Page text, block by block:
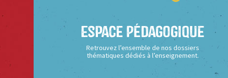
Espace Pédagogique
Retrouvez l’ensemble de nos dossiers
thématiques dédiés à l’enseignement.